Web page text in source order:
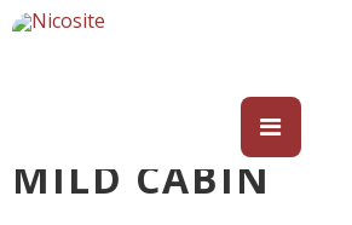
MILD CABIN